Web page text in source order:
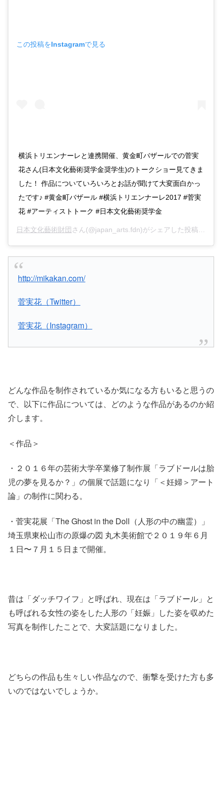
この投稿をInstagramで見る
横浜トリエンナーレと連携開催、黄金町バザールでの菅実
花さん(日本文化藝術奨学金奨学生)のトークショー見てきま
した！ 作品についていろいろとお話が聞けて大変面白かっ
たです♪ #黄金町バザール #横浜トリエンナーレ2017 #菅実
花 #アーティストトーク #日本文化藝術奨学金
日本文化藝術財団さん(@japan_arts.fdn)がシェアした投稿 –
http://mikakan.com/
菅実花（Twitter）
菅実花（Instagram）
どんな作品を制作されているか気になる方もいると思うの
で、以下に作品については、どのような作品があるのか紹
介します。
＜作品＞
・２０１６年の芸術大学卒業修了制作展 「ラブドールは胎
児の夢を見るか？」 の個展で話題になり 「＜妊婦＞アート
論」 の制作に関わる。
・菅実花展 「The Ghost in the Doll（人形の中の幽霊）」
埼玉県東松山市の原爆の図 丸木美術館で２０１９年６月
１日〜７月１５日まで開催。
昔は「ダッチワイフ」と呼ばれ、現在は「ラブドール」と
も呼ばれる女性の姿をした人形の「妊娠」した姿を収めた
写真を制作したことで、大変話題になりました。
どちらの作品も生々しい作品なので、衝撃を受けた方も多
いのではないでしょうか。